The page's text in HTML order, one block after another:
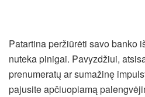
Patartina peržiūrėti savo banko
nuteka pinigai. Pavyzdžiui,
prenumeratų ar sumažinę
pajusite apčiuopiamą